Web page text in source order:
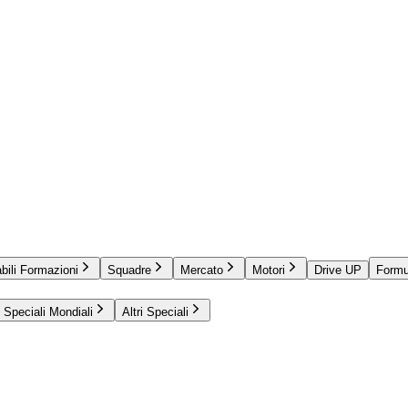
Formazioni Squadre Mercato Motori Drive UP
Speciali Mondiali Altri Speciali